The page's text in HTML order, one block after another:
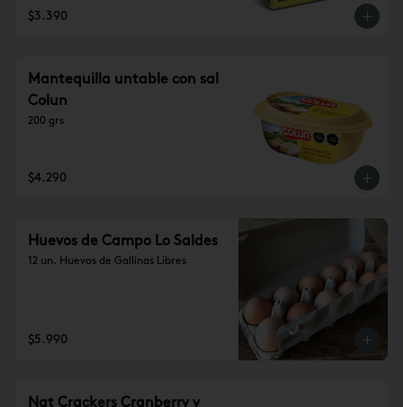
$3.390
Mantequilla untable con sal
Colun
200 grs
$4.290
Huevos de Campo Lo Saldes
12 un. Huevos de Gallinas Libres
$5.990
Nat Crackers Cranberry y